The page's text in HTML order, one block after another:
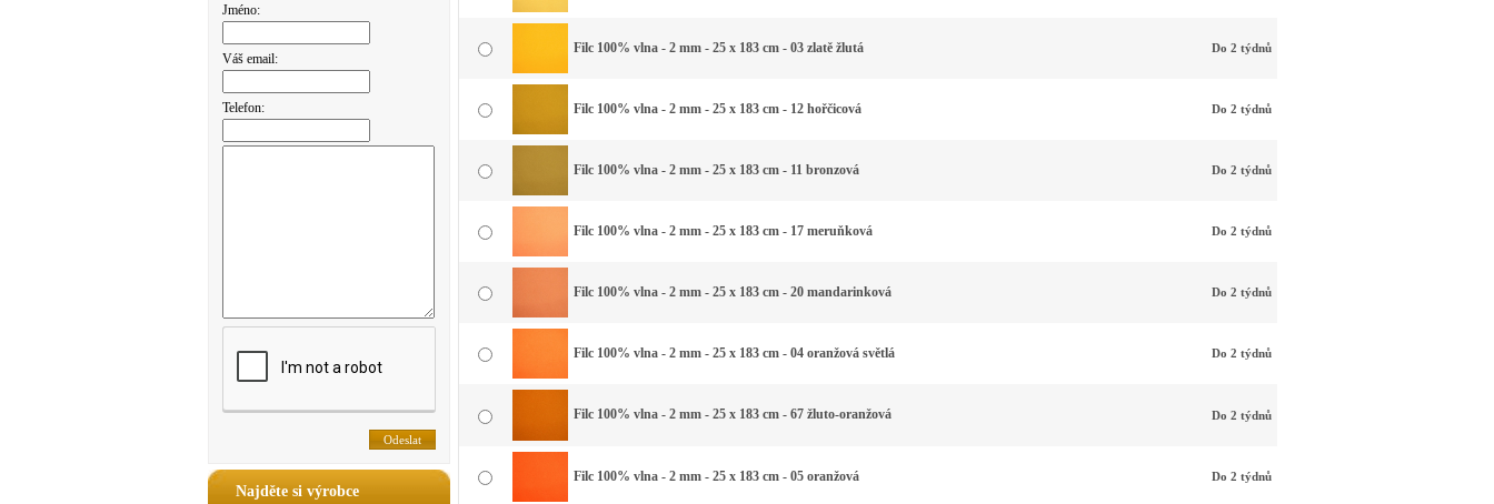
Jméno:
Váš email:
Telefon:
Najděte si výrobce
Filc 100% vlna - 2 mm - 25 x 183 cm - 03 zlatě žlutá Do 2 týdnů
Filc 100% vlna - 2 mm - 25 x 183 cm - 12 hořčicová Do 2 týdnů
Filc 100% vlna - 2 mm - 25 x 183 cm - 11 bronzová Do 2 týdnů
Filc 100% vlna - 2 mm - 25 x 183 cm - 17 meruňková Do 2 týdnů
Filc 100% vlna - 2 mm - 25 x 183 cm - 20 mandarinková Do 2 týdnů
Filc 100% vlna - 2 mm - 25 x 183 cm - 04 oranžová světlá Do 2 týdnů
Filc 100% vlna - 2 mm - 25 x 183 cm - 67 žluto-oranžová Do 2 týdnů
Filc 100% vlna - 2 mm - 25 x 183 cm - 05 oranžová Do 2 týdnů